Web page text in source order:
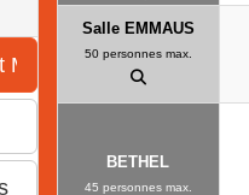
Salle EMMAUS
50 personnes max.
BETHEL
45 personnes max.